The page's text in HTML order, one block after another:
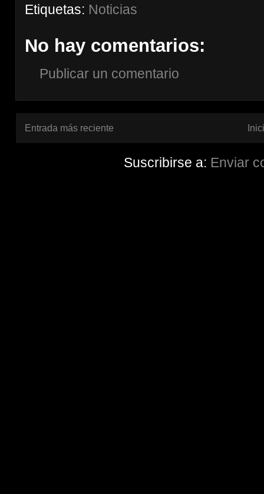
Etiquetas: Noticias
No hay comentarios:
Publicar un comentario
Entrada más reciente
Suscribirse a: Enviar